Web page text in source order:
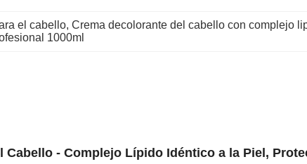
el cabello, Crema decolorante del cabello con complejo
1000ml
Cabello - Complejo Lípido Idéntico a la Piel,